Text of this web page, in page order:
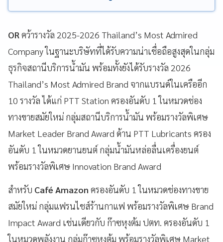
OR คว้ารางวัล 2025-2026 Thailand’s Most Admired
Company ในฐานะบริษัทที่ได้รับความน่าเชื่อถือสูงสุดในกลุ่ม
ธุรกิจสถานีบริการน้ำมัน พร้อมทั้งยังได้รับรางวัล 2026
Thailand’s Most Admired Brand จากแบรนด์ในเครืออีก
10 รางวัล ได้แก่ PTT Station ครองอันดับ 1 ในหมวดช่อง
ทางขายสมัยใหม่ กลุ่มสถานีบริการน้ำมัน พร้อมรางวัลพิเศษ
Market Leader Brand Award ด้าน PTT Lubricants ครอง
อันดับ 1 ในหมวดยานยนต์ กลุ่มน้ำมันหล่อลื่นเครื่องยนต์
พร้อมรางวัลพิเศษ Innovation Brand Award
สำหรับ Café Amazon ครองอันดับ 1 ในหมวดช่องทางขาย
สมัยใหม่ กลุ่มแฟรนไชส์ร้านกาแฟ พร้อมรางวัลพิเศษ Brand
Impact Award เช่นเดียวกับ ก๊าซหุงต้ม ปตท. ครองอันดับ 1
ในหมวดพลังงาน กลุ่มก๊าซหุงต้ม พร้อมรางวัลพิเศษ Market